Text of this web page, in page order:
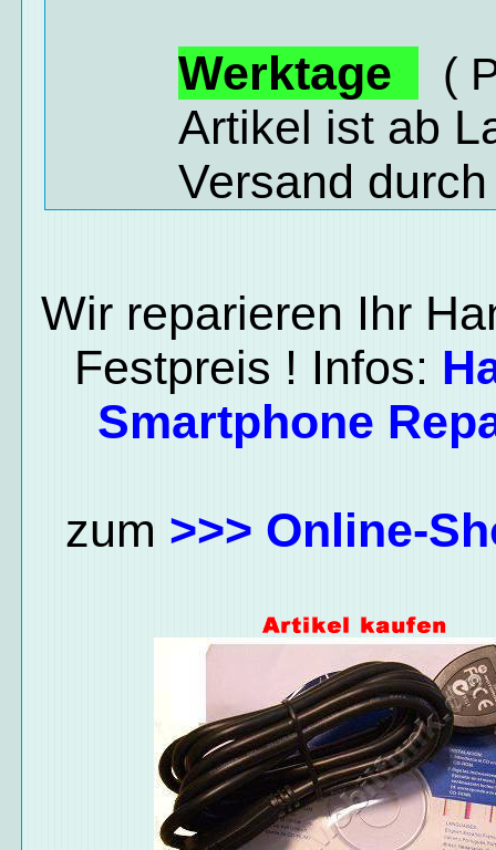
Werktage (
Artikel ist ab
Versand
Wir reparieren Ihr
Festpreis ! Infos:
Smartphone
zum >>> Online-